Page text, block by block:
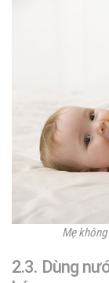
Mẹ
2.3. Dùng